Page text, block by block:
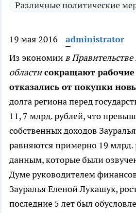
Различные политические
19 мая 2016
administrator
Из экономиив Правительстве
областисокращают рабочие
отказались от покупки
долга региона перед
11, 7 млрд. рублей, что
собственных доходов
равняются примерно 19 млрд.
данным, которые были
Думе руководителем
Зауралья Еленой Лукашук,
последние 5 лет был